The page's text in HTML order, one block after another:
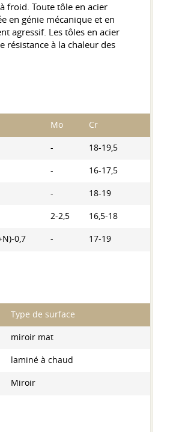
froid. Toute tôle en acier
en génie mécanique et en
agressif. Les tôles en acier
résistance à la chaleur des
Mo Cr
- 18-19,5
- 16-17,5
- 18-19
2-2,5 16,5-18
0,7 - 17-19
Type de surface
miroir mat
laminé à chaud
Miroir